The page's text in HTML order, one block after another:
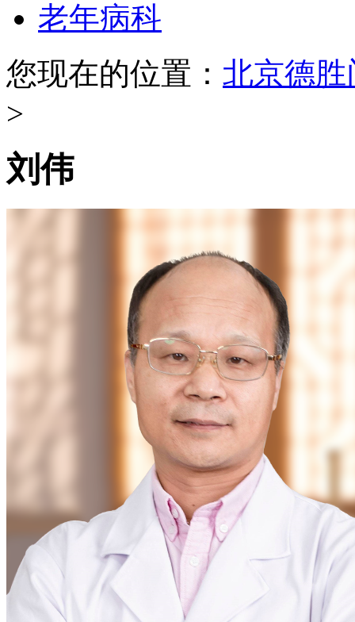
老年病科
您现在的位置： 北京德
>
刘伟